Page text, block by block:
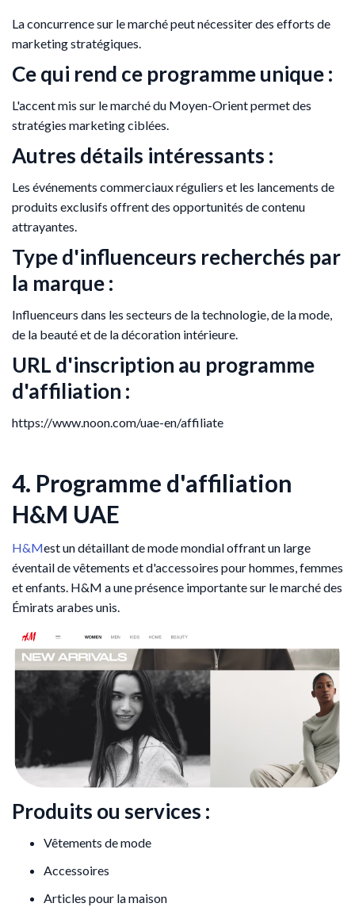
La concurrence sur le marché peut nécessiter des efforts de
marketing stratégiques.
Ce qui rend ce programme unique :
L'accent mis sur le marché du Moyen-Orient permet des
stratégies marketing ciblées.
Autres détails intéressants :
Les événements commerciaux réguliers et les lancements de
produits exclusifs offrent des opportunités de contenu
attrayantes.
Type d'influenceurs recherchés par
la marque :
Influenceurs dans les secteurs de la technologie, de la mode,
de la beauté et de la décoration intérieure.
URL d'inscription au programme
d'affiliation :
https://www.noon.com/uae-en/affiliate
4. Programme d'affiliation
H&M UAE
H&Mest un détaillant de mode mondial offrant un large
éventail de vêtements et d'accessoires pour hommes, femmes
et enfants. H&M a une présence importante sur le marché des
Émirats arabes unis.
Produits ou services :
Vêtements de mode
Accessoires
Articles pour la maison